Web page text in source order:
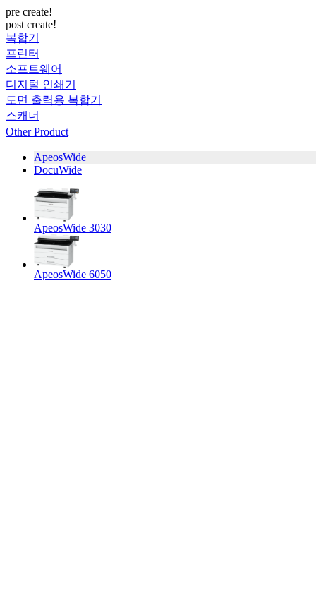
pre create!
post create!
복합기
프린터
소프트웨어
디지털 인쇄기
도면 출력용 복합기
스캐너
Other Product
ApeosWide
DocuWide
ApeosWide 3030
ApeosWide 6050